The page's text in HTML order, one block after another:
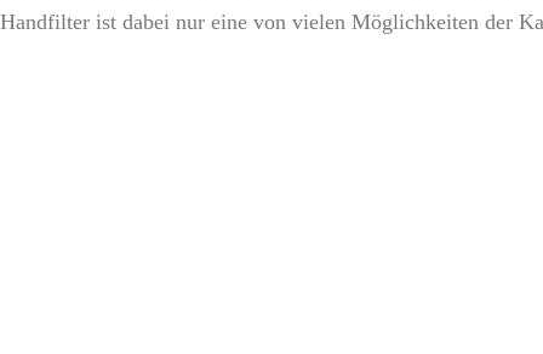
ist dabei nur eine von vielen Möglichkeiten der